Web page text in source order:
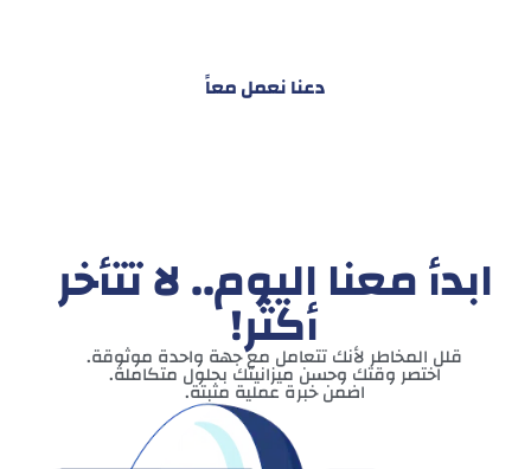
دعنا نعمل معاً
ابدأ معنا اليوم.. لا تتأخر
أكثر!
قلل المخاطر لأنك تتعامل مع جهة واحدة موثوقة.
اختصر وقتك وحسن ميزانيتك بحلول متكاملة.
اضمن خبرة عملية مثبتة.